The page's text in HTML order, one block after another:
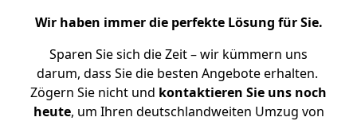
Wir haben immer die perfekte Lösung für Sie.
Sparen Sie sich die Zeit – wir kümmern uns
darum, dass Sie die besten Angebote erhalten.
Zögern Sie nicht und kontaktieren Sie uns noch
heute, um Ihren deutschlandweiten Umzug von